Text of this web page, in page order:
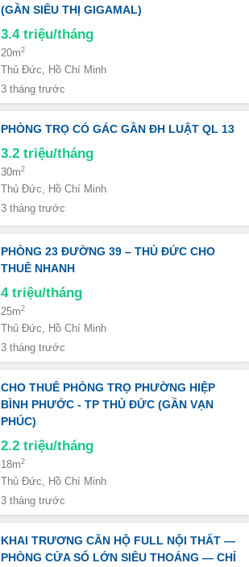
(GẦN SIÊU THỊ GIGAMAL)
3.4 triệu/tháng
20m2
Thủ Đức, Hồ Chí Minh
3 tháng trước
PHÒNG TRỌ CÓ GÁC GẦN ĐH LUẬT QL 13
3.2 triệu/tháng
30m2
Thủ Đức, Hồ Chí Minh
3 tháng trước
PHÒNG 23 ĐƯỜNG 39 – THỦ ĐỨC CHO
THUÊ NHANH
4 triệu/tháng
25m2
Thủ Đức, Hồ Chí Minh
3 tháng trước
CHO THUÊ PHÒNG TRỌ PHƯỜNG HIỆP
BÌNH PHƯỚC - TP THỦ ĐỨC (GẦN VẠN
PHÚC)
2.2 triệu/tháng
18m2
Thủ Đức, Hồ Chí Minh
3 tháng trước
KHAI TRƯƠNG CĂN HỘ FULL NỘI THẤT —
PHÒNG CỬA SỔ LỚN SIÊU THOÁNG — CHỈ